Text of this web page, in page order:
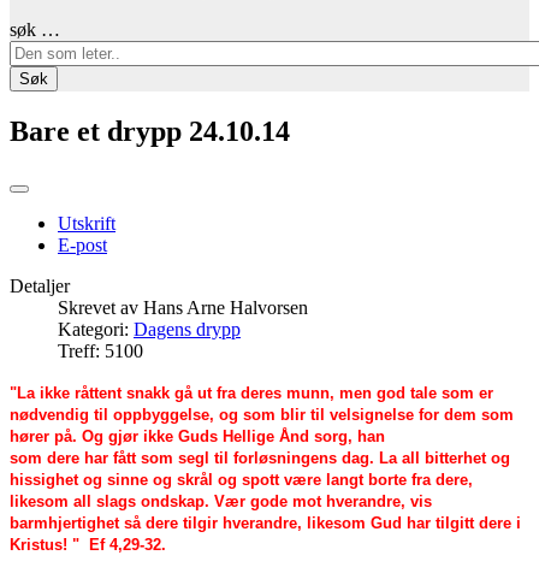
søk …
Søk
Bare et drypp 24.10.14
Utskrift
E-post
Detaljer
Skrevet av Hans Arne Halvorsen
Kategori: Dagens drypp
Treff: 5100
"La ikke råttent snakk gå ut fra deres munn, men god tale som er
nødvendig til oppbyggelse, og som blir til velsignelse for dem som
hører på. Og gjør ikke Guds Hellige Ånd sorg, han
som dere har fått som segl til forløsningens dag. La all bitterhet og
hissighet og sinne og skrål og spott være langt borte fra dere,
likesom all slags ondskap. Vær gode mot hverandre, vis
barmhjertighet så dere tilgir hverandre, likesom Gud har tilgitt dere i
Kristus! " Ef 4,29-32.